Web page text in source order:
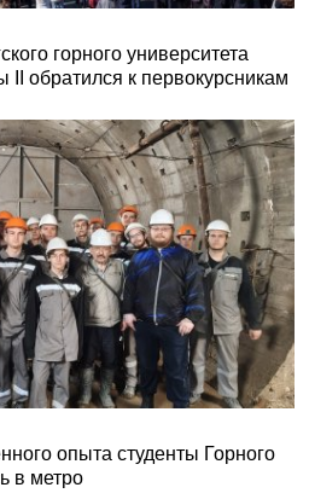
горного университета
обратился к первокурсникам
опыта студенты Горного
в метро